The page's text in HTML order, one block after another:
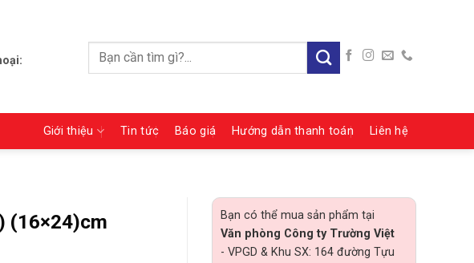
Tìm
kiếm:
Giới thiệu Tin tức Báo giá Hướng dẫn thanh toán Liên hệ
Bạn có thể mua sản phẩm tại
Văn phòng Công ty Trường Việt
- VPGD & Khu SX: 164 đường Tựu
(16×24)cm